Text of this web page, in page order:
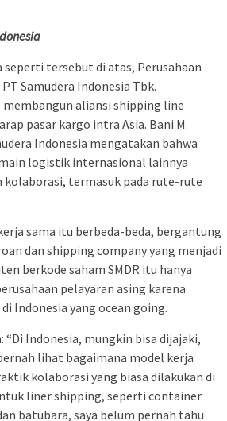
seperti tersebut di atas, Perusahaan
Samudera Indonesia Tbk.
aliansi shipping line
pasar kargo intra Asia. Bani M.
Indonesia mengatakan bahwa
logistik internasional lainnya
kolaborasi, termasuk pada rute-rute
sama itu berbeda-beda, bergantung
dan shipping company yang menjadi
berkode saham SMDR itu hanya
pelayaran asing karena
Indonesia yang ocean going.
“Di Indonesia, mungkin bisa dijajaki,
lihat bagaimana model kerja
kolaborasi yang biasa dilakukan di
liner shipping, seperti container
batubara, saya belum pernah tahu